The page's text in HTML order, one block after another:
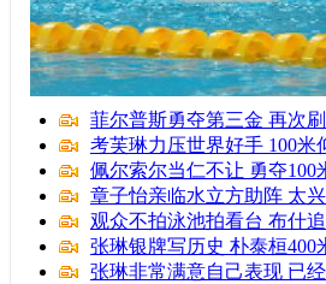
菲尔普斯勇夺第三金 再次
考芙琳力压世界好手 100米
佩尔索尔当仁不让 勇夺100
章子怡亲临水立方助阵 太
观众不拍泳池拍看台 布什
张琳银牌写历史 朴泰桓400
张琳非常满意自己表现 已